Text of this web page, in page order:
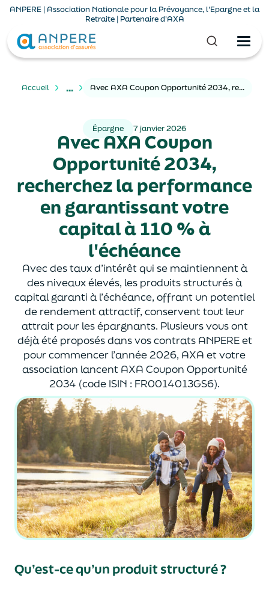
ANPERE | Association Nationale pour la Prévoyance, l'Epargne et la
Retraite | Partenaire d'AXA
Accueil ... Avec AXA Coupon Opportunité 2034, recherchez la performance en garantissant votre capital à 110 % à l'échéance
Épargne 7 janvier 2026
Avec AXA Coupon
Opportunité 2034,
recherchez la performance
en garantissant votre
capital à 110 % à
l'échéance
Avec des taux d’intérêt qui se maintiennent à
des niveaux élevés, les produits structurés à
capital garanti à l’échéance, offrant un potentiel
de rendement attractif, conservent tout leur
attrait pour les épargnants. Plusieurs vous ont
déjà été proposés dans vos contrats ANPERE et
pour commencer l’année 2026, AXA et votre
association lancent AXA Coupon Opportunité
2034 (code ISIN : FR0014013GS6).
Qu’est-ce qu’un produit structuré ?